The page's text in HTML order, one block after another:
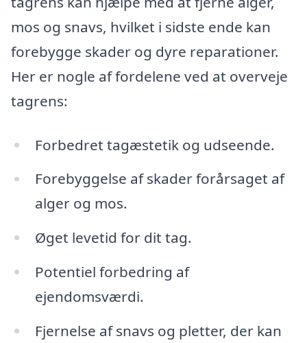
mos og snavs, hvilket i sidste ende kan
forebygge skader og dyre reparationer.
Her er nogle af fordelene ved at overveje
tagrens:
Forbedret tagæstetik og udseende.
Forebyggelse af skader forårsaget af
alger og mos.
Øget levetid for dit tag.
Potentiel forbedring af
ejendomsværdi.
Fjernelse af snavs og pletter, der kan